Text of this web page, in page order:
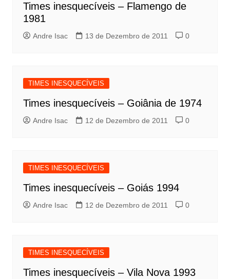
Times inesquecíveis – Flamengo de
1981
Andre Isac 13 de Dezembro de 2011 0
TIMES INESQUECÍVEIS
Times inesquecíveis – Goiânia de 1974
Andre Isac 12 de Dezembro de 2011 0
TIMES INESQUECÍVEIS
Times inesquecíveis – Goiás 1994
Andre Isac 12 de Dezembro de 2011 0
TIMES INESQUECÍVEIS
Times inesquecíveis – Vila Nova 1993